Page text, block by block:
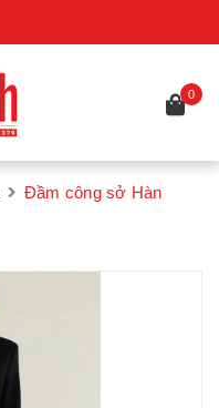
0
Đầm công sở Hàn